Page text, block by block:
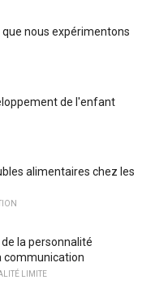
nous expérimentons
de l'enfant
alimentaires chez les
la personnalité
communication
LIMITE